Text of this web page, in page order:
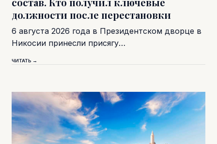
должности после перестановки
6 августа 2026 года в Президентском дворце в
Никосии принесли присягу…
ЧИТАТЬ →